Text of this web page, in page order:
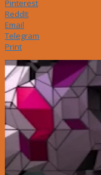
Pinterest
ReddIt
Email
Telegram
Print